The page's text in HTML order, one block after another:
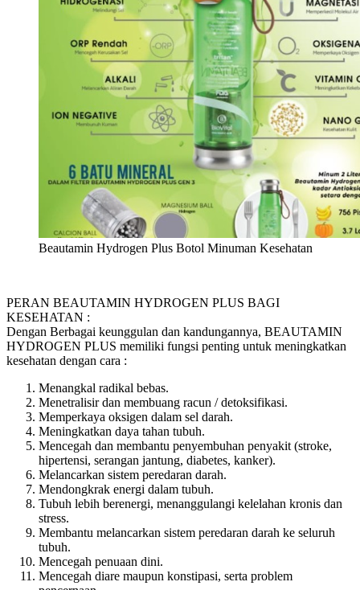
Beautamin Hydrogen Plus Botol Minuman Kesehatan
PERAN BEAUTAMIN HYDROGEN PLUS BAGI
KESEHATAN :
Dengan Berbagai keunggulan dan kandungannya, BEAUTAMIN
HYDROGEN PLUS memiliki fungsi penting untuk meningkatkan
kesehatan dengan cara :
Menangkal radikal bebas.
Menetralisir dan membuang racun / detoksifikasi.
Memperkaya oksigen dalam sel darah.
Meningkatkan daya tahan tubuh.
Mencegah dan membantu penyembuhan penyakit (stroke,
hipertensi, serangan jantung, diabetes, kanker).
Melancarkan sistem peredaran darah.
Mendongkrak energi dalam tubuh.
Tubuh lebih berenergi, menanggulangi kelelahan kronis dan
stress.
Membantu melancarkan sistem peredaran darah ke seluruh
tubuh.
Mencegah penuaan dini.
Mencegah diare maupun konstipasi, serta problem